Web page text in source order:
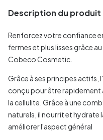
Description du produit
Renforcez votre confiance
fermes et plus lisses grâce
Cobeco Cosmetic.
Grâce à ses principes actifs,
conçu pour être
la cellulite. Grâce à une
naturels, il nourrit et hydrate
améliorer l'aspect général